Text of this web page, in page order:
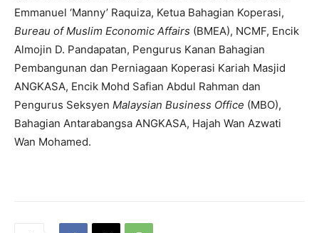
Emmanuel ‘Manny’ Raquiza, Ketua Bahagian Koperasi,
Bureau of Muslim Economic Affairs (BMEA), NCMF, Encik
Almojin D. Pandapatan, Pengurus Kanan Bahagian
Pembangunan dan Perniagaan Koperasi Kariah Masjid
ANGKASA, Encik Mohd Safian Abdul Rahman dan
Pengurus Seksyen Malaysian Business Office (MBO),
Bahagian Antarabangsa ANGKASA, Hajah Wan Azwati
Wan Mohamed.